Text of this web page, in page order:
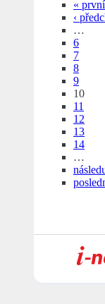
« první
‹
…
6
7
8
9
10
11
12
13
14
…